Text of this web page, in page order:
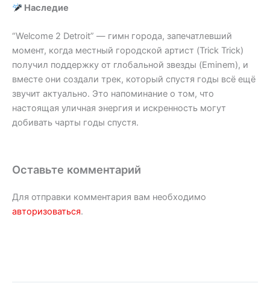
Наследие
“Welcome 2 Detroit” — гимн города, запечатлевший
момент, когда местный городской артист (Trick Trick)
получил поддержку от глобальной звезды (Eminem), и
вместе они создали трек, который спустя годы всё ещё
звучит актуально. Это напоминание о том, что
настоящая уличная энергия и искренность могут
добивать чарты годы спустя.
Оставьте комментарий
Для отправки комментария вам необходимо
авторизоваться.